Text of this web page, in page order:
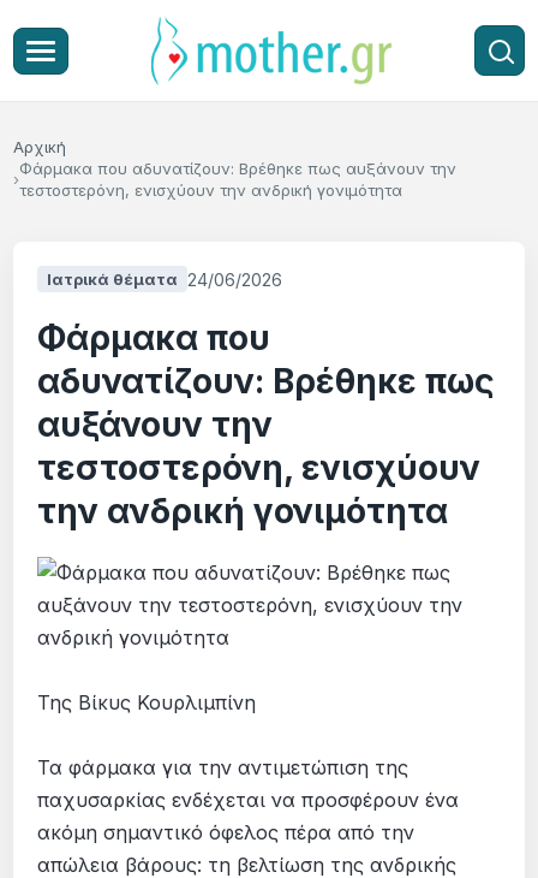
Αρχική
Φάρμακα που αδυνατίζουν: Βρέθηκε πως αυξάνουν την
τεστοστερόνη, ενισχύουν την ανδρική γονιμότητα
Ιατρικά θέματα 24/06/2026
Φάρμακα που
αδυνατίζουν: Βρέθηκε πως
αυξάνουν την
τεστοστερόνη, ενισχύουν
την ανδρική γονιμότητα
Της Βίκυς Κουρλιμπίνη
Τα φάρμακα για την αντιμετώπιση της
παχυσαρκίας ενδέχεται να προσφέρουν ένα
ακόμη σημαντικό όφελος πέρα από την
απώλεια βάρους: τη βελτίωση της ανδρικής